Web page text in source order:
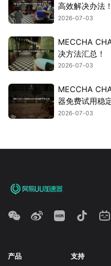
高效解决办法！
2026-07-03
MECCHA
决方法汇总！
2026-07-03
MECCHA
器免费试用稳
2026-07-03
产品 支持